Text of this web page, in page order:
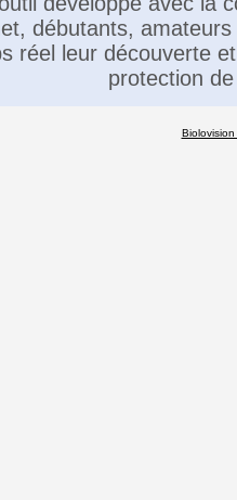
débutants,
réel leur découverte
protection
Biolovision